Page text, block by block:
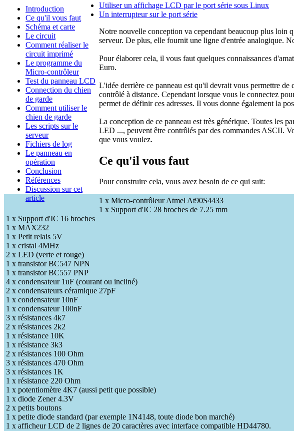
Introduction
Ce qu'il vous faut
Schéma et carte
Le circuit
Comment réaliser le
circuit imprimé
Le programme du
Micro-contrôleur
Test du panneau LCD
Connection du chien
de garde
Comment utiliser le
chien de garde
Les scripts sur le
serveur
Fichiers de log
Le panneau en
opération
Conclusion
Références
Discussion sur cet
article
Utiliser un affichage LCD par le port série sous Linux
Un interrupteur sur le port série
Notre nouvelle conception va cependant beaucoup plus loin
serveur. De plus, elle fournit une ligne d'entrée analogique.
Pour élaborer cela, il vous faut quelques connaissances
Euro.
L'idée derrière ce panneau est qu'il devrait vous permettre
contrôlé à distance. Cependant lorsque vous le connectez
permet de définir ces adresses. Il vous donne également la
La conception de ce panneau est très générique. Toutes les
LED ..., peuvent être contrôlés par des commandes ASCII.
que vous voulez.
Ce qu'il vous faut
Pour construire cela, vous avez besoin de ce qui suit:
1 x Micro-contrôleur Atmel At90S4433
1 x Support d'IC 28 broches de 7.25 mm
1 x Support d'IC 16 broches
1 x MAX232
1 x Petit relais 5V
1 x cristal 4MHz
2 x LED (verte et rouge)
1 x transistor BC547 NPN
1 x transistor BC557 PNP
4 x condensateur 1uF (courant ou incliné)
2 x condensateurs céramique 27pF
1 x condensateur 10nF
1 x condensateur 100nF
3 x résistances 4k7
2 x résistances 2k2
1 x résistance 10K
1 x résistance 3k3
2 x résistances 100 Ohm
3 x résistances 470 Ohm
3 x résistances 1K
1 x résistance 220 Ohm
1 x potentiomètre 4K7 (aussi petit que possible)
1 x diode Zener 4.3V
2 x petits boutons
1 x petite diode standard (par exemple 1N4148, toute diode bon marché)
1 x afficheur LCD de 2 lignes de 20 caractères avec interface compatible HD44780.